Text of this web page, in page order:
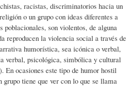
racistas, discriminatorios hacia un
o un grupo con ideas diferentes a
poblacionales, son violentos, de alguna
reproducen la violencia social a través de
humorística, sea icónica o verbal,
verbal, psicológica, simbólica y cultural
En ocasiones este tipo de humor hostil
grupo tiene que ver con lo que se llama